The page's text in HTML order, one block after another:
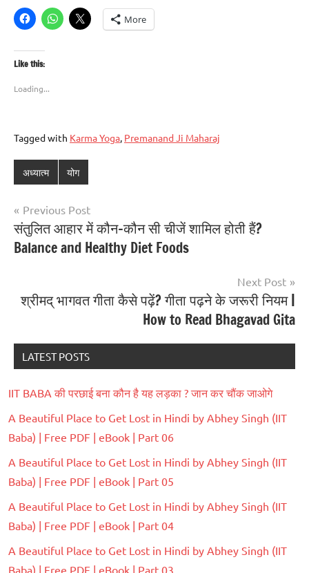
More
Like this:
Loading...
Tagged with Karma Yoga, Premanand Ji Maharaj
अध्यात्म योग
Previous Post
संतुलित आहार में कौन-कौन सी चीजें शामिल होती हैं?
Balance and Healthy Diet Foods
Next Post
श्रीमद् भागवत गीता कैसे पढ़ें? गीता पढ़ने के जरूरी नियम |
How to Read Bhagavad Gita
LATEST POSTS
IIT BABA की परछाई बना कौन है यह लड़का ? जान कर चौंक जाओगे
A Beautiful Place to Get Lost in Hindi by Abhey Singh (IIT
Baba) | Free PDF | eBook | Part 06
A Beautiful Place to Get Lost in Hindi by Abhey Singh (IIT
Baba) | Free PDF | eBook | Part 05
A Beautiful Place to Get Lost in Hindi by Abhey Singh (IIT
Baba) | Free PDF | eBook | Part 04
A Beautiful Place to Get Lost in Hindi by Abhey Singh (IIT
Baba) | Free PDF | eBook | Part 03